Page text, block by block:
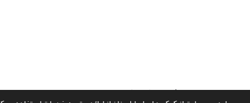
سامانه مدیریت نشریات علمی.طراحی و پیاده سازی ازسیناوب